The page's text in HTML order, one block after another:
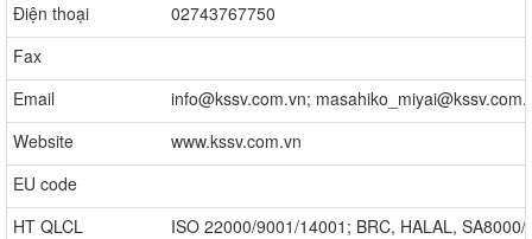
Điện thoại
02743767750
Fax
Email
info@kssv.com.vn;
Website
www.kssv.com.vn
EU code
HT QLCL
ISO 22000/9001/14001; BRC, HALAL, SA8000/